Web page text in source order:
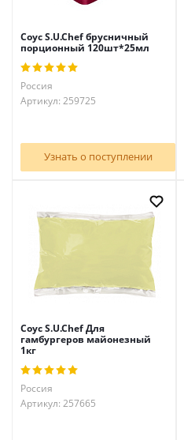
Соус S.U.Chef брусничный
порционный 120шт*25мл
Россия
Артикул: 259725
Узнать о поступлении
Соус S.U.Chef Для
гамбургеров майонезный
1кг
Россия
Артикул: 257665